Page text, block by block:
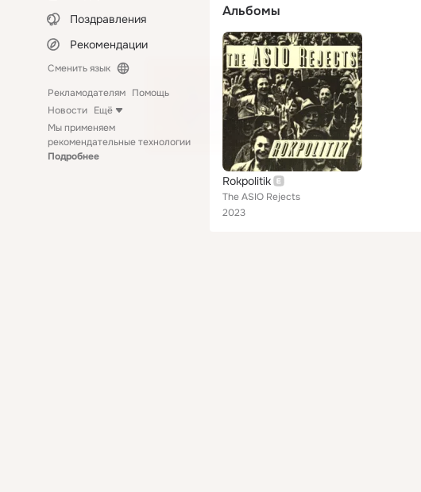
Поздравления
Рекомендации
Сменить язык
Рекламодателям Помощь
Новости Ещё
Мы применяем
рекомендательные технологии
Подробнее
Альбомы
Rokpolitik
The ASIO Rejects
2023